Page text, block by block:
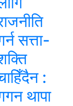
सत्ता-
:
थापा